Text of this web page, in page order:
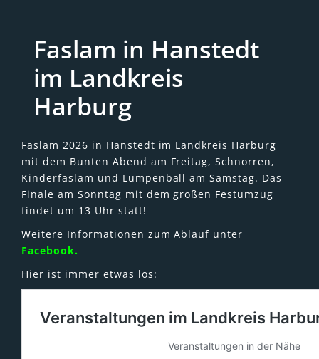
Faslam in Hanstedt
im Landkreis
Harburg
Faslam 2026 in Hanstedt im Landkreis Harburg
mit dem Bunten Abend am Freitag, Schnorren,
Kinderfaslam und Lumpenball am Samstag. Das
Finale am Sonntag mit dem großen Festumzug
findet um 13 Uhr statt!
Weitere Informationen zum Ablauf unter
Facebook.
Hier ist immer etwas los: